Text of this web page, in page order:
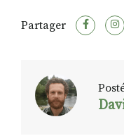
Partager